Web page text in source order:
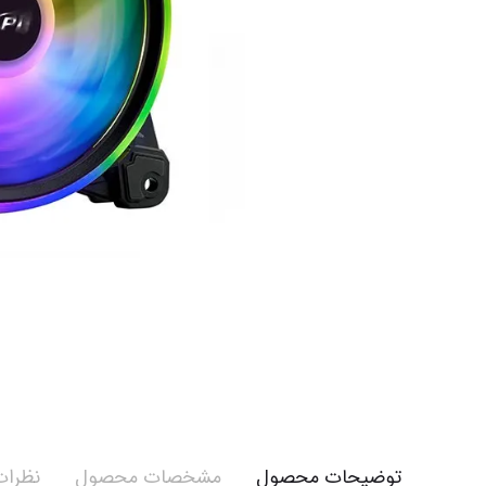
توضیحات محصول مشخصات محصول